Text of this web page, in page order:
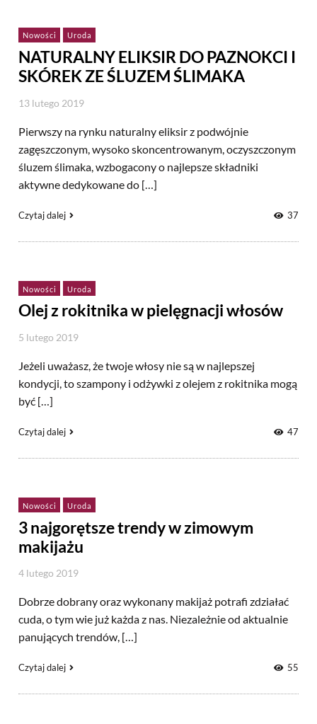
Nowości Uroda
NATURALNY ELIKSIR DO PAZNOKCI I
SKÓREK ZE ŚLUZEM ŚLIMAKA
13 lutego 2019
Pierwszy na rynku naturalny eliksir z podwójnie
zagęszczonym, wysoko skoncentrowanym, oczyszczonym
śluzem ślimaka, wzbogacony o najlepsze składniki
aktywne dedykowane do […]
Czytaj dalej 37
Nowości Uroda
Olej z rokitnika w pielęgnacji włosów
5 lutego 2019
Jeżeli uważasz, że twoje włosy nie są w najlepszej
kondycji, to szampony i odżywki z olejem z rokitnika mogą
być […]
Czytaj dalej 47
Nowości Uroda
3 najgorętsze trendy w zimowym
makijażu
4 lutego 2019
Dobrze dobrany oraz wykonany makijaż potrafi zdziałać
cuda, o tym wie już każda z nas. Niezależnie od aktualnie
panujących trendów, […]
Czytaj dalej 55